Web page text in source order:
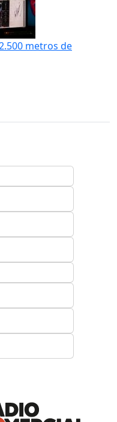
metros de